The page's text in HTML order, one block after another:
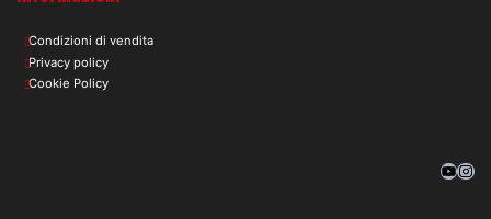
Condizioni di vendita
Privacy policy
Cookie Policy